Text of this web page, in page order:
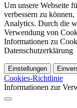
Um unsere Webseite
verbessern zu
Analytics. Durch die
Verwendung von
Informationen zu
Datenschutzerklärung
Einstellungen
Cookies-Richtlinie
Informationen zur